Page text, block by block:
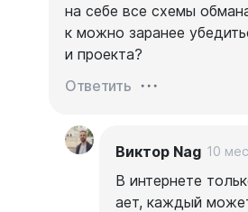
на себе все схемы
к можно заранее
и проекта?
Ответить
Виктор Nag 10
В интернете
ает, каждый